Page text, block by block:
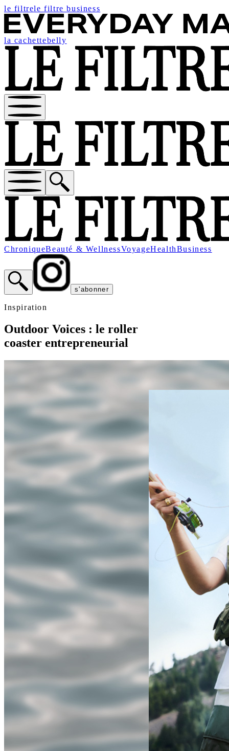
le filtrele filtre business
la cachettebelly
ChroniqueBeauté & WellnessVoyageHealthBusiness
s'abonner
Inspiration
Outdoor Voices : le roller
coaster entrepreneurial